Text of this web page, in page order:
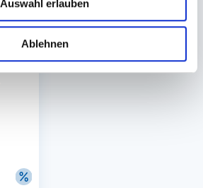
Auswahl erlauben
Ablehnen